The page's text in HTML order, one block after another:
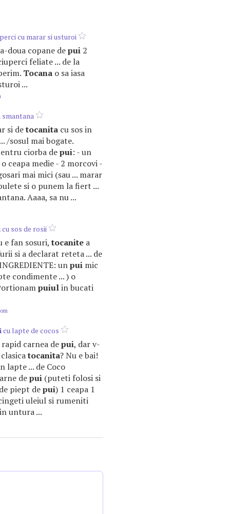
cu marar si usturoi
doua copane depui 2
feliate ... de la
Tocana o sa iasa
...
si detocanita cu sos in
/sosul mai bogate.
ciorba depui: - un
ceapa medie - 2 morcovi -
mai mici (sau ... marar
si o punem la fiert ...
Aaaa, sa nu ...
cu sos de rosii
e fan sosuri,tocanite a
si a declarat reteta ... de
unpui mic
condimente ... ) o
puiulin bucati
cu lapte de cocos
carnea depui, dar v-
tocanita? Nu e bai!
lapte ... de Coco
depui (puteti folosi si
piept depui) 1 ceapa 1
uleiul si rumeniti
untura ...